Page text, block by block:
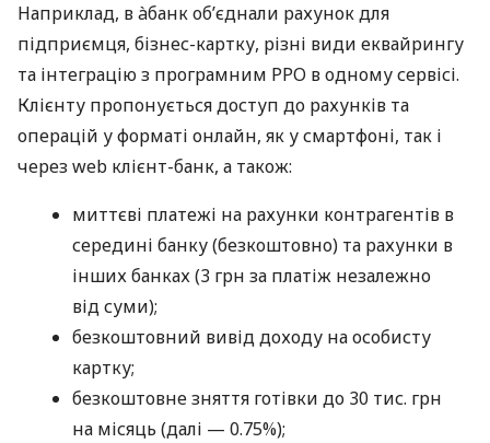
Наприклад, в àбанк об’єднали рахунок для
підприємця, бізнес-картку, різні види еквайрингу
та інтеграцію з програмним РРО в одному сервісі.
Клієнту пропонується доступ до рахунків та
операцій у форматі онлайн, як у смартфоні, так і
через web клієнт-банк, а також:
миттєві платежі на рахунки контрагентів в
середині банку (безкоштовно) та рахунки в
інших банках (3 грн за платіж незалежно
від суми);
безкоштовний вивід доходу на особисту
картку;
безкоштовне зняття готівки до 30 тис. грн
на місяць (далі — 0.75%);